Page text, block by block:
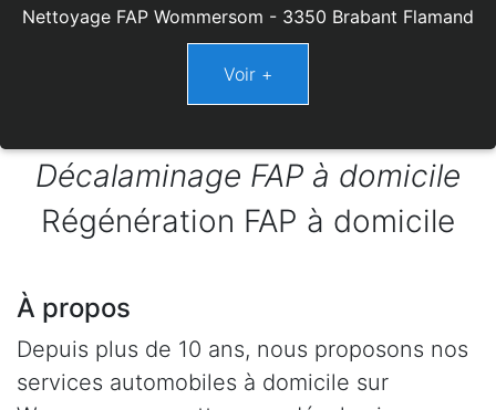
Nettoyage FAP Wommersom - 3350 Brabant Flamand
Décalaminage FAP à domicile
Régénération FAP à domicile
À propos
Depuis plus de 10 ans, nous proposons nos
services automobiles à domicile sur